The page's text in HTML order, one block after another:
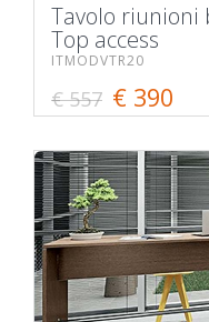
Tavolo riunioni
Top access
ITMODVTR20
€ 557 € 390